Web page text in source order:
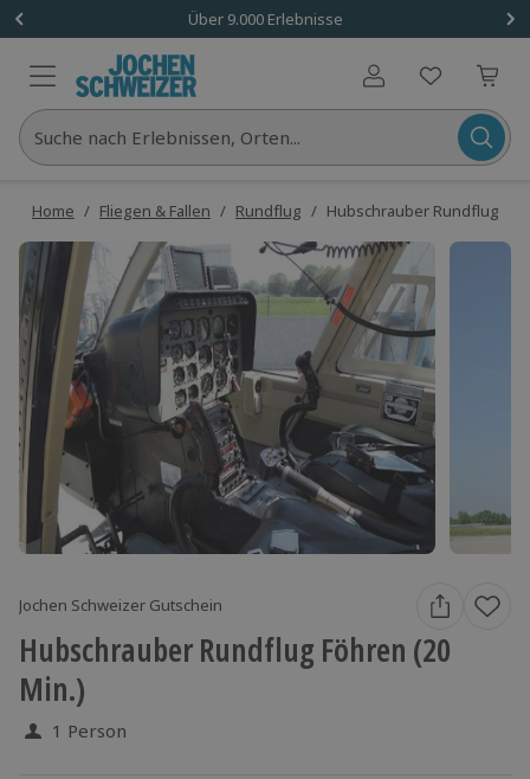
Über 9.000 Erlebnisse
Benutzerkonto
Suche nach Erlebnissen, Orten...
Home / Fliegen & Fallen / Rundflug / Hubschrauber Rundflug
Jochen Schweizer Gutschein
Hubschrauber Rundflug Föhren (20
Min.)
1 Person